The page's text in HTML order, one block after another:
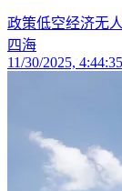
政策低空经济无
四海
11/30/2025,